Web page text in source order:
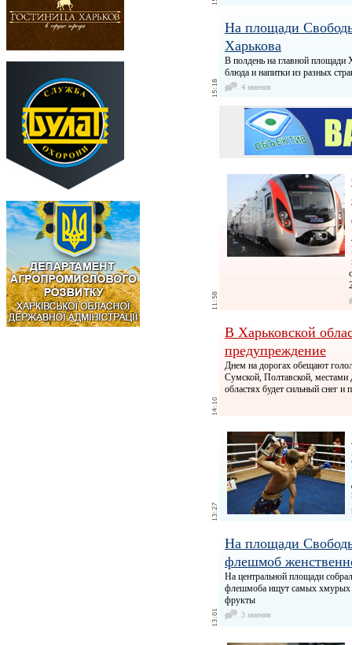
На площади
Харькова
В полдень на главной площади
блюда и напитки из разных
4 мнения
В Харьковской
предупреждение
Днем на дорогах обещают
Сумской, Полтавской, местами
областях будет сильный снег
На площади
флешмоб
На центральной площади
флешмоба ищут самых хмурых
фрукты
3 мнения